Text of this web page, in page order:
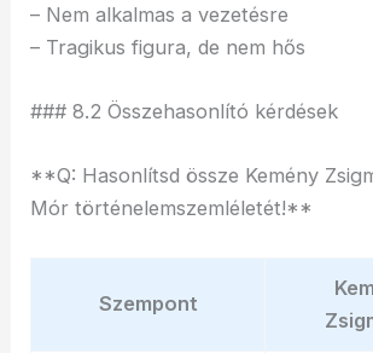
– Nem alkalmas a vezetésre
– Tragikus figura, de nem hős
### 8.2 Összehasonlító kérdések
**Q: Hasonlítsd össze Kemény
Mór történelemszemléletét!**
Szempont